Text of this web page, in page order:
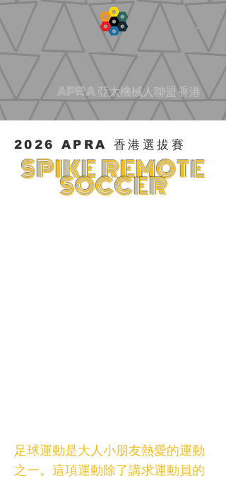
APRA 亞太機械人聯盟 香港
2026 APRA 香港選拔賽
SPIKE REMOTE
SOCCER
足球運動是大人小朋友熱愛的運動
之一。這項運動除了講求運動員的